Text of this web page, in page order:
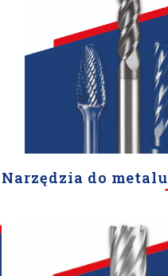
Narzędzia do metalu